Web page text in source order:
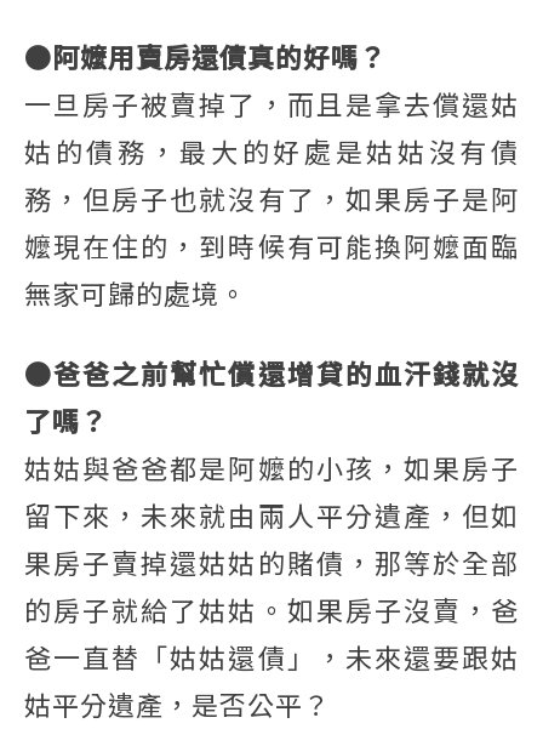
●阿嬤用賣房還債真的好嗎？
一旦房子被賣掉了，而且是拿去償還姑
姑的債務，最大的好處是姑姑沒有債
務，但房子也就沒有了，如果房子是阿
嬤現在住的，到時候有可能換阿嬤面臨
無家可歸的處境。
●爸爸之前幫忙償還增貸的血汗錢就沒
了嗎？
姑姑與爸爸都是阿嬤的小孩，如果房子
留下來，未來就由兩人平分遺產，但如
果房子賣掉還姑姑的賭債，那等於全部
的房子就給了姑姑。如果房子沒賣，爸
爸一直替「姑姑還債」，未來還要跟姑
姑平分遺產，是否公平？